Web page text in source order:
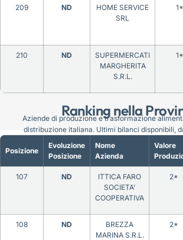
Ranking nella
209 ND
HOME SERVICE
SRL
1*
210 ND
SUPERMERCATI
MARGHERITA
S.R.L.
1*
Posizione
Evoluzione
Posizione
Nome
Azienda
Valore
107 ND
ITTICA FARO
SOCIETA’
COOPERATIVA
2*
108 ND
BREZZA
MARINA S.R.L.
2*
Aziende di produzione e trasformazione
distribuzione italiana. Ultimi bilanci disponibili,